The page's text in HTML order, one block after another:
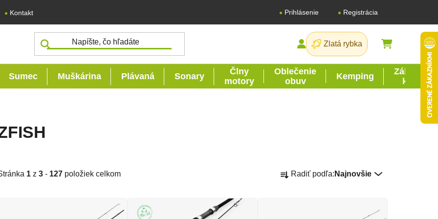
Kontakt Prihlásenie Registrácia
Zlatá rybka
NÁKUPNÝ
Sumec Muškárina Plávaná Sonary
Člny
motory
Oblečenie
obuv
Kemping
Záhrada
kutil
1 z 3 - 127 položiek celkom Radiť podľa: Najnovšie